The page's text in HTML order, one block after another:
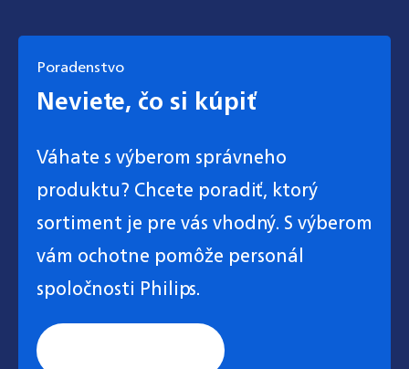
Poradenstvo
Neviete, čo si kúpiť
Váhate s výberom správneho
produktu? Chcete poradiť, ktorý
sortiment je pre vás vhodný. S výberom
vám ochotne pomôže personál
spoločnosti Philips.